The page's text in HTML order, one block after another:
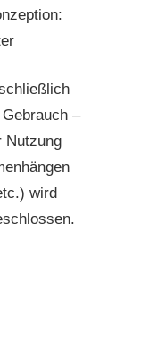
–
Nutzung
wird